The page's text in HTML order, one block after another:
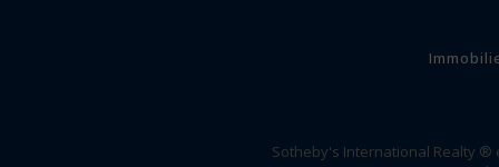
Sotheby's International Realty ®